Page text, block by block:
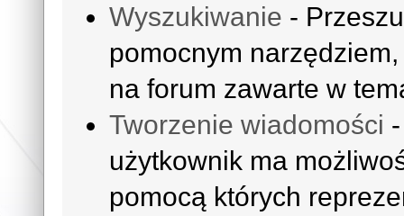
Wyszukiwanie -
pomocnym
na forum zawarte w
Tworzenie wiadomości
użytkownik ma
pomocą których